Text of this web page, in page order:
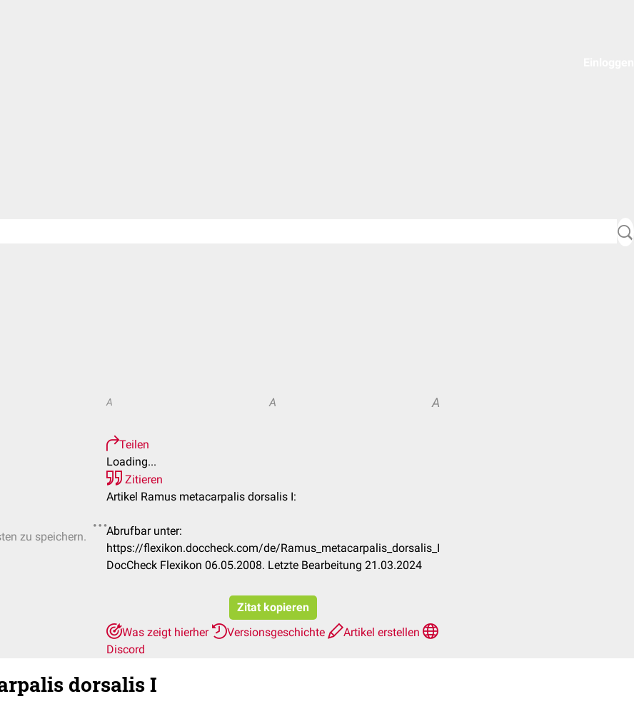
zu speichern.
A A A
Teilen
Loading...
Zitieren
Artikel Ramus metacarpalis dorsalis I:
Abrufbar unter:
https://flexikon.doccheck.com/de/Ramus_metacarpalis_dorsalis_I
DocCheck Flexikon 06.05.2008. Letzte Bearbeitung 21.03.2024
Zitat kopieren
Was zeigt hierher
Versionsgeschichte
Artikel erstellen
Discord
dorsalis I